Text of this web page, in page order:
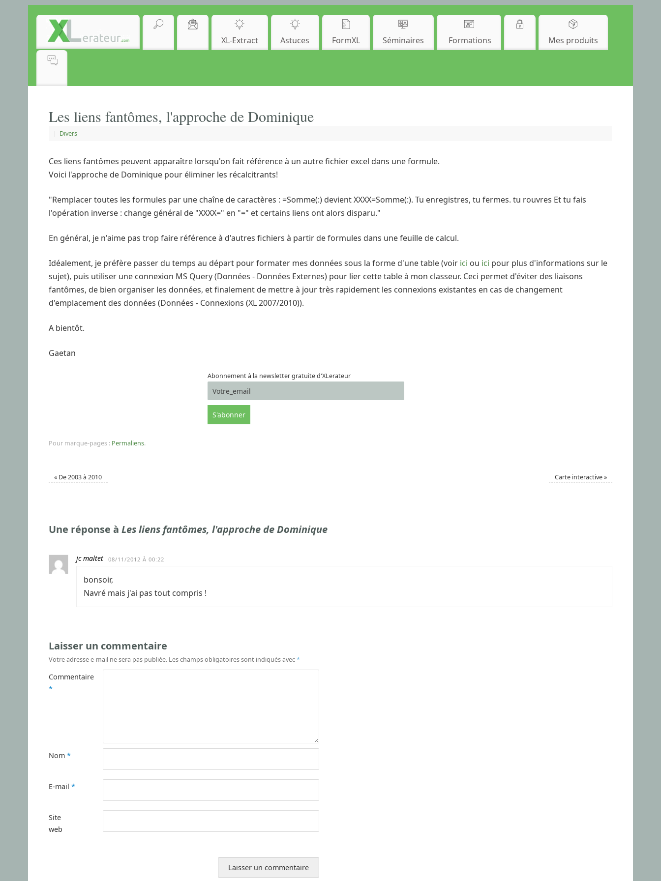
XL-Extract Astuces FormXL Séminaires Formations Mes produits
Les liens fantômes, l'approche de Dominique
| Divers
Ces liens fantômes peuvent apparaître lorsqu'on fait référence à un autre fichier excel dans une formule.
Voici l'approche de Dominique pour éliminer les récalcitrants!
"Remplacer toutes les formules par une chaîne de caractères : =Somme(:) devient XXXX=Somme(:). Tu enregistres, tu fermes. tu rouvres Et tu fais
l'opération inverse : change général de "XXXX=" en "=" et certains liens ont alors disparu."
En général, je n'aime pas trop faire référence à d'autres fichiers à partir de formules dans une feuille de calcul.
Idéalement, je préfère passer du temps au départ pour formater mes données sous la forme d'une table (voir ici ou ici pour plus d'informations sur le
sujet), puis utiliser une connexion MS Query (Données - Données Externes) pour lier cette table à mon classeur. Ceci permet d'éviter des liaisons
fantômes, de bien organiser les données, et finalement de mettre à jour très rapidement les connexions existantes en cas de changement
d'emplacement des données (Données - Connexions (XL 2007/2010)).
A bientôt.
Gaetan
Abonnement à la newsletter gratuite d'XLerateur
Pour marque-pages : Permaliens.
« De 2003 à 2010 Carte interactive»
Une réponse à Les liens fantômes, l'approche de Dominique
jc maltet 08/11/2012 À 00:22
bonsoir,
Navré mais j'ai pas tout compris !
Laisser un commentaire
Votre adresse e-mail ne sera pas publiée. Les champs obligatoires sont indiqués avec*
Commentaire
*
Nom *
E-mail *
Site
web